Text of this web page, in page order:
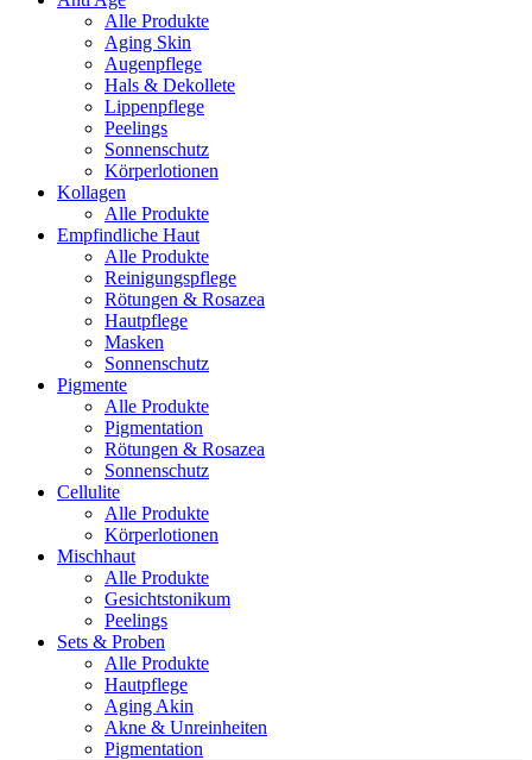
Alle Produkte
Aging Skin
Augenpflege
Hals & Dekollete
Lippenpflege
Peelings
Sonnenschutz
Körperlotionen
Kollagen
Alle Produkte
Empfindliche Haut
Alle Produkte
Reinigungspflege
Rötungen & Rosazea
Hautpflege
Masken
Sonnenschutz
Pigmente
Alle Produkte
Pigmentation
Rötungen & Rosazea
Sonnenschutz
Cellulite
Alle Produkte
Körperlotionen
Mischhaut
Alle Produkte
Gesichtstonikum
Peelings
Sets & Proben
Alle Produkte
Hautpflege
Aging Akin
Akne & Unreinheiten
Pigmentation